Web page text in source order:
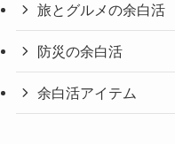
旅とグルメの余白活
防災の余白活
余白活アイテム